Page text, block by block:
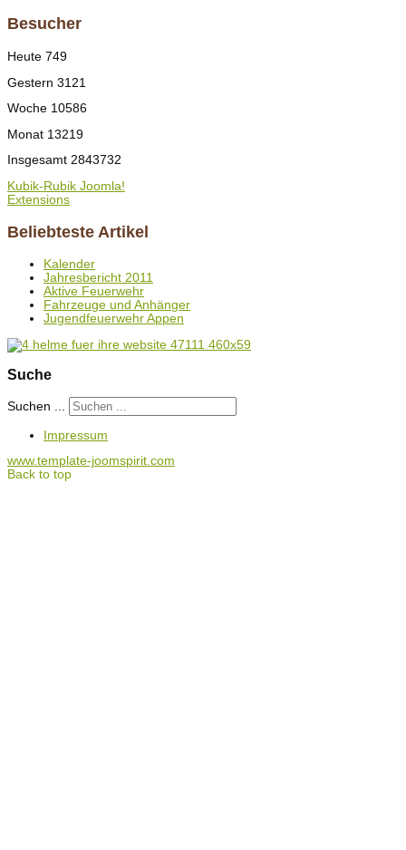
Besucher
Heute 749
Gestern 3121
Woche 10586
Monat 13219
Insgesamt 2843732
Kubik-Rubik Joomla!
Extensions
Beliebteste Artikel
Kalender
Jahresbericht 2011
Aktive Feuerwehr
Fahrzeuge und Anhänger
Jugendfeuerwehr Appen
Suche
Suchen ...
Impressum
www.template-joomspirit.com
Back to top